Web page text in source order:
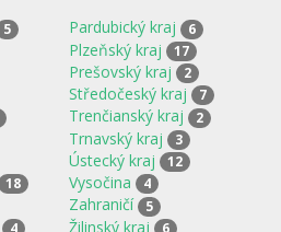
5
18
4
Pardubický kraj 6
Plzeňský kraj 17
Prešovský kraj 2
Středočeský kraj 7
Trenčianský kraj 2
Trnavský kraj 3
Ústecký kraj 12
Vysočina 4
Zahraničí 5
Žilinský kraj 6